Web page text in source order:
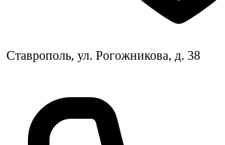
Ставрополь, ул. Рогожникова, д. 38